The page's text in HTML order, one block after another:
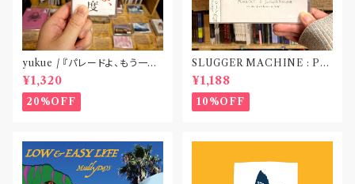
yukue / 『パレードよ、もう一度』
(TAPE)
¥1,320
20%OFF
SLUGGER MACHINE : PE
ACE OUT! / we die if we d
o not do “DIG”(SPLIT CD)
〝横浜&札幌〟
¥1,188
10%OFF